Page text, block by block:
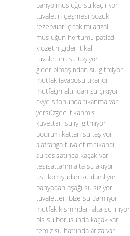
banyo musluğu su kaçırıyor
tuvaletin çeşmesi bozuk
rezervuar iç takımı arızalı
musluğun hortumu patladı
klozetin gideri tıkalı
tuvaletten su taşıyor
gider pimaşından su gitmiyor
mutfak lavabosu tıkandı
mutfağın altından su çıkıyor
evye sifonunda tıkanma var
yersüzgeci tıkanmış
küvetten su iyi gitmiyor
bodrum kattan su taşıyor
alafranga tuvaletim tıkandı
su tesisatında kaçak var
tesisattanm alta su akıyor
üst komşudan su damlıyor
banyodan aşağı su sızıyor
tuvaletten bize su damlıyor
mutfak kısmından alta su iniyor
pis su borusunda kaçak var
temiz su hattında arıza var